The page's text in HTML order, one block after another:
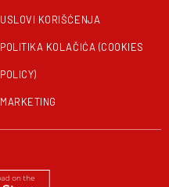
USLOVI KORIŠĆENJA
POLITIKA KOLAČIĆA (COOKIES
POLICY)
MARKETING